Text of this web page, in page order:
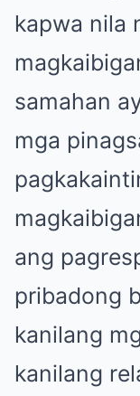
kapwa nila
samahan
mga
ang
pribadong
kanilang
kanilang